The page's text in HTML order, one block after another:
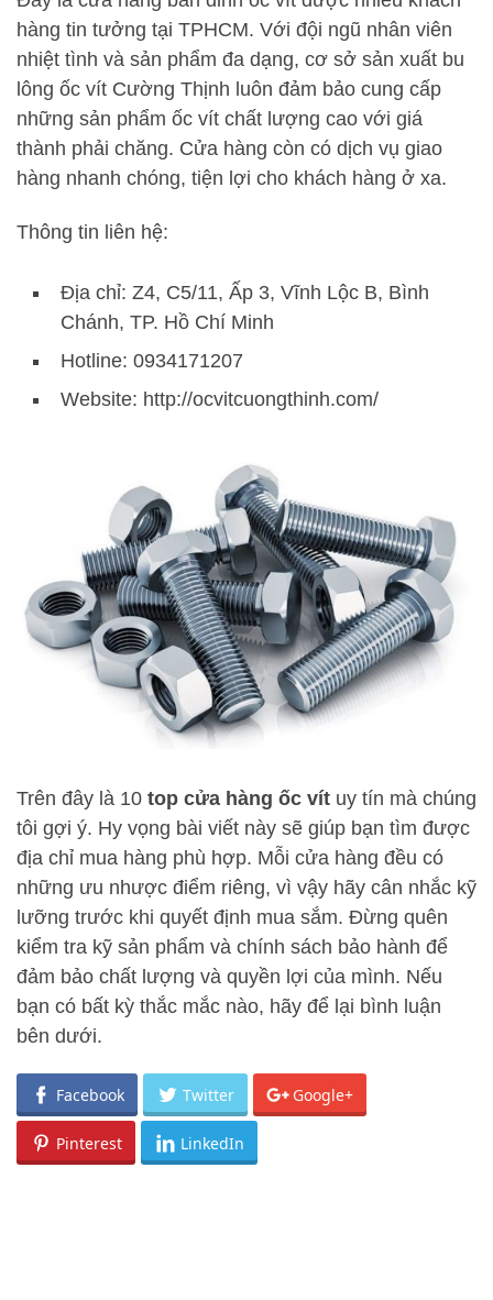
hàng tin tưởng tại TPHCM. Với đội ngũ nhân viên
nhiệt tình và sản phẩm đa dạng, cơ sở sản xuất bu
lông ốc vít Cường Thịnh luôn đảm bảo cung cấp
những sản phẩm ốc vít chất lượng cao với giá
thành phải chăng. Cửa hàng còn có dịch vụ giao
hàng nhanh chóng, tiện lợi cho khách hàng ở xa.
Thông tin liên hệ:
Địa chỉ: Z4, C5/11, Ấp 3, Vĩnh Lộc B, Bình
Chánh, TP. Hồ Chí Minh
Hotline: 0934171207
Website: http://ocvitcuongthinh.com/
Trên đây là 10 top cửa hàng ốc vít uy tín mà chúng
tôi gợi ý. Hy vọng bài viết này sẽ giúp bạn tìm được
địa chỉ mua hàng phù hợp. Mỗi cửa hàng đều có
những ưu nhược điểm riêng, vì vậy hãy cân nhắc kỹ
lưỡng trước khi quyết định mua sắm. Đừng quên
kiểm tra kỹ sản phẩm và chính sách bảo hành để
đảm bảo chất lượng và quyền lợi của mình. Nếu
bạn có bất kỳ thắc mắc nào, hãy để lại bình luận
bên dưới.
Facebook Twitter Google+
Pinterest LinkedIn